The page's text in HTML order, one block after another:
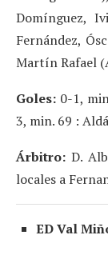
Domínguez,
Fernández,
Martín Rafael
Goles: 0-1,
3, min. 69 :
Árbitro: D.
locales a
ED Val